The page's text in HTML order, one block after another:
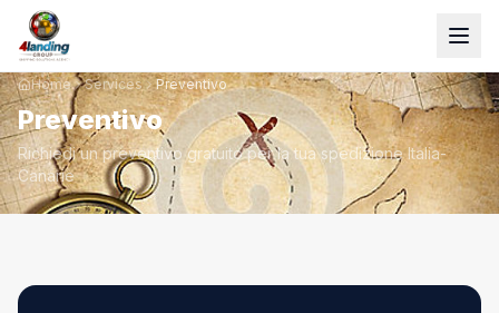
Home Services Preventivo
Preventivo
Richiedi un preventivo gratuito per la tua spedizione Italia-
Canarie